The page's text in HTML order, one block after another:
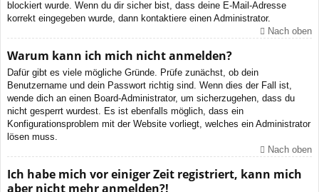
blockiert wurde. Wenn du dir sicher bist, dass deine E-Mail-Adresse
korrekt eingegeben wurde, dann kontaktiere einen Administrator.
Nach oben
Warum kann ich mich nicht anmelden?
Dafür gibt es viele mögliche Gründe. Prüfe zunächst, ob dein
Benutzername und dein Passwort richtig sind. Wenn dies der Fall ist,
wende dich an einen Board-Administrator, um sicherzugehen, dass du
nicht gesperrt wurdest. Es ist ebenfalls möglich, dass ein
Konfigurationsproblem mit der Website vorliegt, welches ein Administrator
lösen muss.
Nach oben
Ich habe mich vor einiger Zeit registriert, kann mich
aber nicht mehr anmelden?!